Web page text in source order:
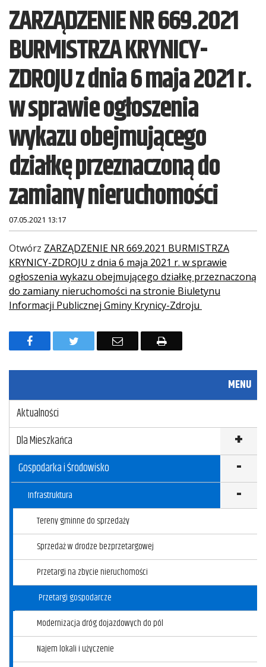
ZARZĄDZENIE NR 669.2021
BURMISTRZA KRYNICY-
ZDROJU z dnia 6 maja 2021 r.
w sprawie ogłoszenia
wykazu obejmującego
działkę przeznaczoną do
zamiany nieruchomości
07.05.2021 13:17
Treść
Otwórz ZARZĄDZENIE NR 669.2021 BURMISTRZA
KRYNICY-ZDROJU z dnia 6 maja 2021 r. w sprawie
ogłoszenia wykazu obejmującego działkę przeznaczoną
do zamiany nieruchomości na stronie Biuletynu
Informacji Publicznej Gminy Krynicy-Zdroju
F
e
b
o
o
k
T
t
r
E
i
D
k
MENU
Aktualności
Dla Mieszkańca
Gospodarka i Środowisko
Infrastruktura
Tereny gminne do sprzedaży
Sprzedaż w drodze bezprzetargowej
Przetargi na zbycie nieruchomości
Przetargi gospodarcze
Modernizacja dróg dojazdowych do pól
Najem lokali i użyczenie